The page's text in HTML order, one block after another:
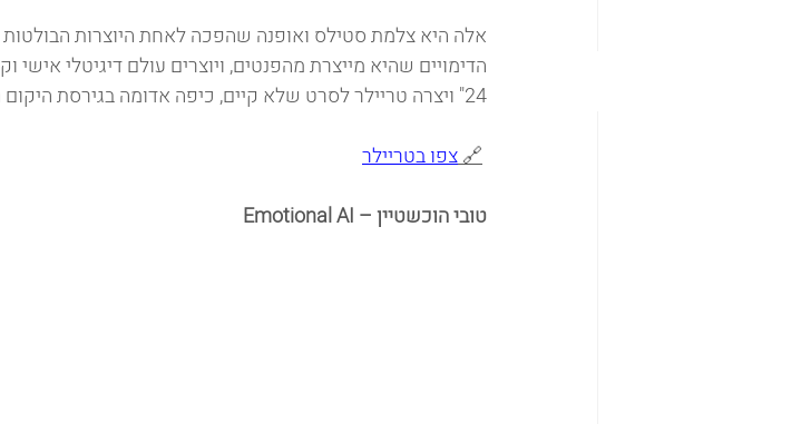
הדימויים שהיא מייצרת מהפנטים, ויוצרים עולם דיגיטלי
24" ויצרה טריילר לסרט שלא קיים, כיפה אדומה בגירסת היקום המקביל שלה...
🔗 צפו בטריילר
טובי הוכשטיין – Emotional AI